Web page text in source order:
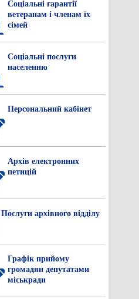
Соціальні гарантії
ветеранам і членам їх
сімей
Соціальні послуги
населенню
Персональний кабінет
Архів електронних
петицій
Послуги архівного відділу
Графік прийому
громадян депутатами
міськради